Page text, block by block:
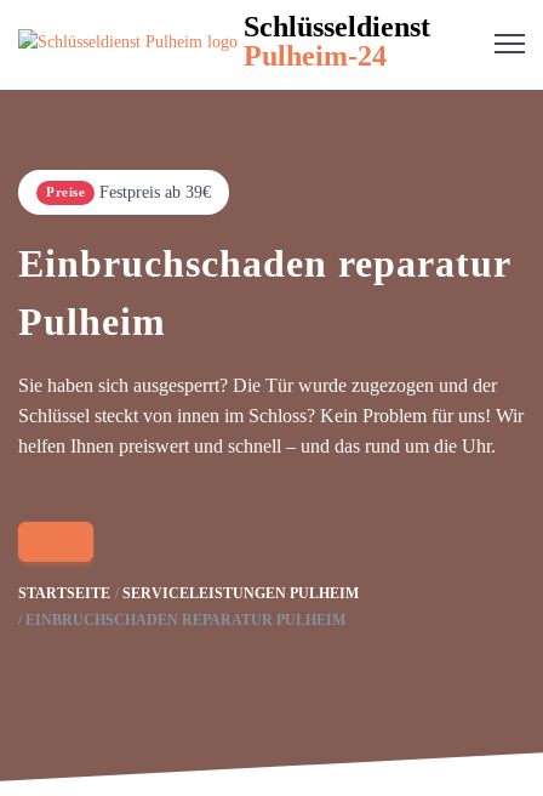
Schlüsseldienst
Pulheim-24
Preise Festpreis ab 39€
Einbruchschaden reparatur
Pulheim
Sie haben sich ausgesperrt? Die Tür wurde zugezogen und der
Schlüssel steckt von innen im Schloss? Kein Problem für uns! Wir
helfen Ihnen preiswert und schnell – und das rund um die Uhr.
STARTSEITE
SERVICELEISTUNGEN PULHEIM
EINBRUCHSCHADEN REPARATUR PULHEIM